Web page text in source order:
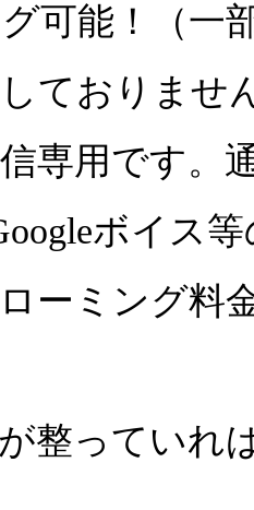
可能！（一
ておりませ
専用です。
ボイス
ーミング料
整っていれ